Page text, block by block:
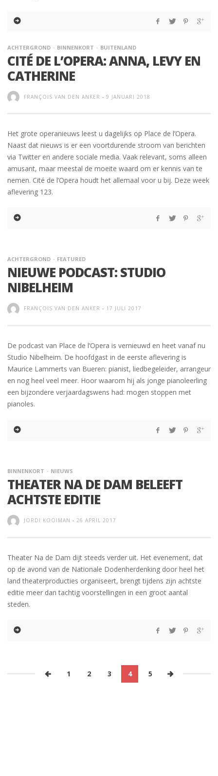
ACHTERGROND BINNENKORT BUITENLAND
CITÉ DE L’OPERA: ANNA, LEVY EN
CATHERINE
FRANÇOIS VAN DEN ANKER - 9 JANUARI 2018
Het grote operanieuws leest u dagelijks op Place de l’Opera.
Naast dat nieuws is er een voortdurende stroom van berichten
via Twitter en andere sociale media. Vaak relevant, soms alleen
amusant, maar meestal de moeite waard om er kennis van te
nemen. Cité de l’Opera houdt het allemaal voor u bij. Deze week
aflevering 123.
ACHTERGROND FEATURED
NIEUWE PODCAST: STUDIO
NIBELHEIM
FRANÇOIS VAN DEN ANKER - 17 JULI 2017
De podcast van Place de l’Opera is vernieuwd en heet vanaf nu
Studio Nibelheim. De hoofdgast in de eerste aflevering is
Maurice Lammerts van Bueren: pianist, liedbegeleider, arrangeur
en nog heel veel meer. Hoor waarom hij als jonge pianoleerling
een bijzondere verjaardagswens had: mogen stoppen met
pianoles.
BINNENKORT NIEUWS
THEATER NA DE DAM BELEEFT
ACHTSTE EDITIE
JORDI KOOIMAN - 26 APRIL 2017
Theater Na de Dam dijt steeds verder uit. Het evenement, dat
op de avond van de Nationale Dodenherdenking door heel het
land theaterproducties organiseert, brengt tijdens zijn achtste
editie meer dan tachtig voorstellingen in een groot aantal
steden.
1 2 3 4 5